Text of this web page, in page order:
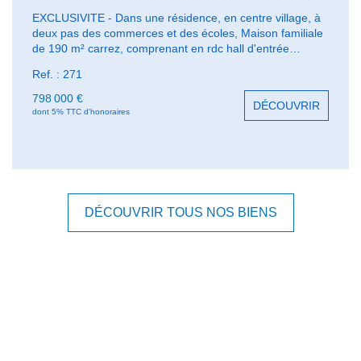
EXCLUSIVITE - Dans une résidence, en centre village, à
deux pas des commerces et des écoles, Maison familiale
de 190 m² carrez, comprenant en rdc hall d'entrée
family-room équipée avec buanderie, 2 chambres avec
SDD, à l'étage 3 chambres dont une très grande suite
parentale de 32 m² avec dressing et SDD. Jardin clos
préservé. Garage avec accès direct à la maison.
Ref. : 271
798 000 €
dont 5% TTC d'honoraires DÉCOUVRIR
DÉCOUVRIR TOUS NOS BIENS